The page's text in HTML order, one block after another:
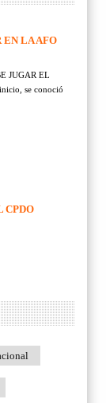
EN LA AFO
JUGAR EL
se conoció
CPDO